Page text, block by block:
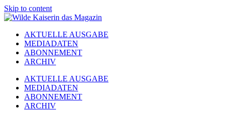
Skip to content
AKTUELLE AUSGABE
MEDIADATEN
ABONNEMENT
ARCHIV
AKTUELLE AUSGABE
MEDIADATEN
ABONNEMENT
ARCHIV